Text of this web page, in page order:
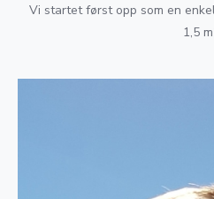
Vi startet først opp som en
1,5